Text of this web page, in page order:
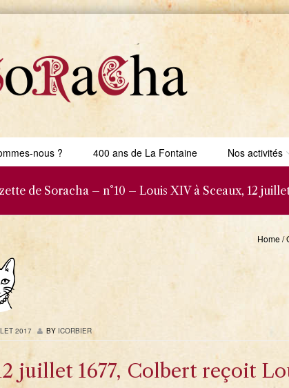
nous ? 400 ans de La Fontaine Nos activités
de Soracha – n°10 – Louis XIV à Sceaux, 12
Home/
2017 BY ICORBIER
juillet 1677, Colbert reçoit